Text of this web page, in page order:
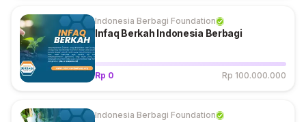
Indonesia Berbagi Foundation
Infaq Berkah Indonesia Berbagi
Rp 0 Rp 100.000.000
Indonesia Berbagi Foundation